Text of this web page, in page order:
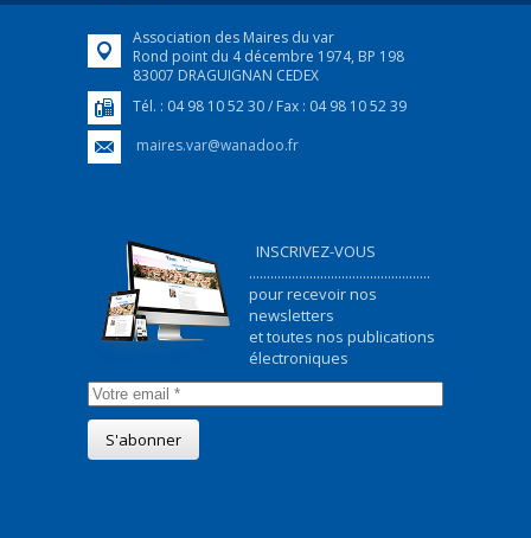
Association des Maires du var
Rond point du 4 décembre 1974, BP 198
83007 DRAGUIGNAN CEDEX
Tél. : 04 98 10 52 30 / Fax : 04 98 10 52 39
maires.var@wanadoo.fr
INSCRIVEZ-VOUS
...................................................
pour recevoir nos
newsletters
et toutes nos publications
électroniques